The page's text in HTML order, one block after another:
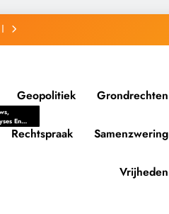
Geopolitiek Grondrechten
En
Politieke
Rechtspraak Samenzwering
Vrijheden